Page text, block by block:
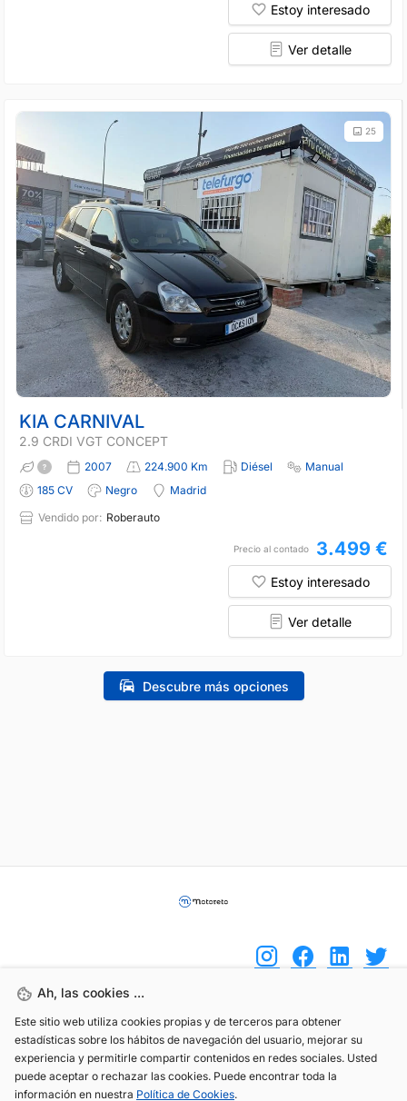
Estoy interesado
Ver detalle
25
KIA CARNIVAL
2.9 CRDI VGT CONCEPT
2007 224.900 Km Diésel
Manual
185 CV
Negro
Madrid
Vendido por: Roberauto
Precio al contado 3.499 €
Estoy interesado
Ver detalle
Descubre más opciones
Ah, las cookies ...
Este sitio web utiliza cookies propias y de terceros para obtener
estadísticas sobre los hábitos de navegación del usuario, mejorar su
experiencia y permitirle compartir contenidos en redes sociales. Usted
puede aceptar o rechazar las cookies. Puede encontrar toda la
información en nuestra Política de Cookies.
(+34) 744 408 070
info@motoreto.com